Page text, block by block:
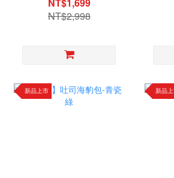
NT$2,998
新品上市 新品